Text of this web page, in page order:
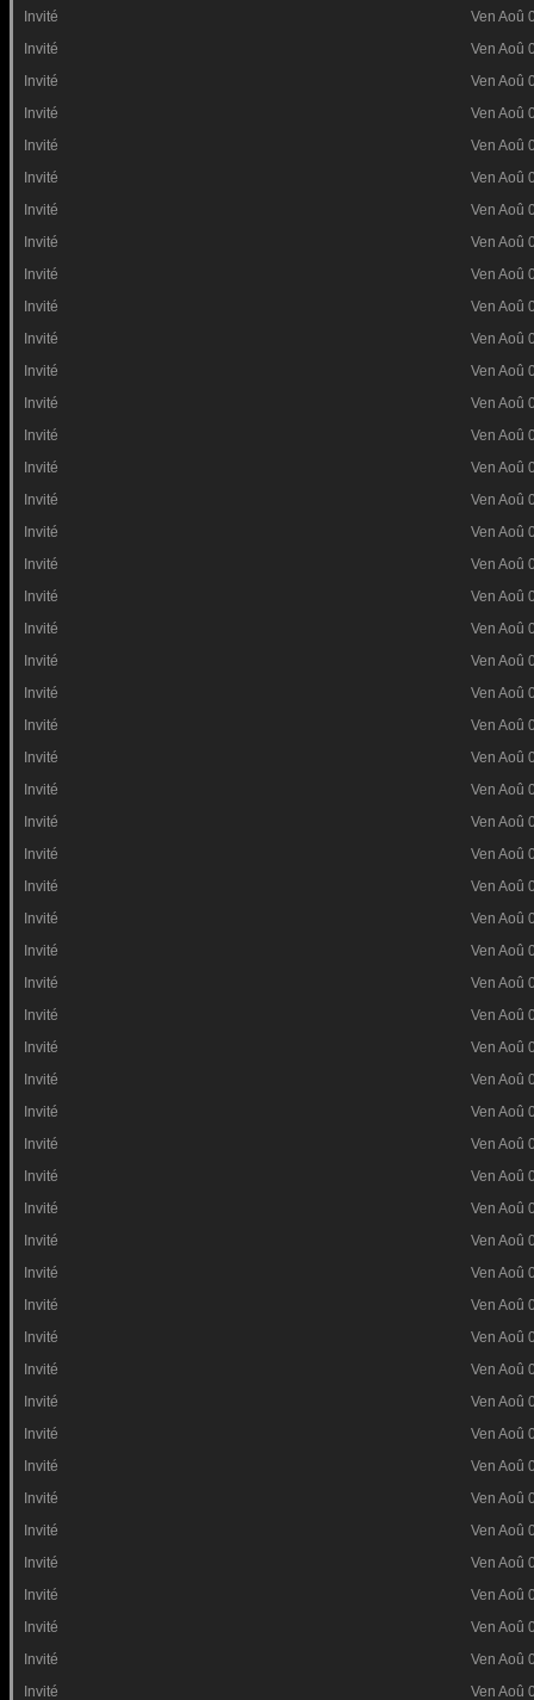
Invité
Ven Aoû
Invité
Ven Aoû
Invité
Ven Aoû
Invité
Ven Aoû
Invité
Ven Aoû
Invité
Ven Aoû
Invité
Ven Aoû
Invité
Ven Aoû
Invité
Ven Aoû
Invité
Ven Aoû
Invité
Ven Aoû
Invité
Ven Aoû
Invité
Ven Aoû
Invité
Ven Aoû
Invité
Ven Aoû
Invité
Ven Aoû
Invité
Ven Aoû
Invité
Ven Aoû
Invité
Ven Aoû
Invité
Ven Aoû
Invité
Ven Aoû
Invité
Ven Aoû
Invité
Ven Aoû
Invité
Ven Aoû
Invité
Ven Aoû
Invité
Ven Aoû
Invité
Ven Aoû
Invité
Ven Aoû
Invité
Ven Aoû
Invité
Ven Aoû
Invité
Ven Aoû
Invité
Ven Aoû
Invité
Ven Aoû
Invité
Ven Aoû
Invité
Ven Aoû
Invité
Ven Aoû
Invité
Ven Aoû
Invité
Ven Aoû
Invité
Ven Aoû
Invité
Ven Aoû
Invité
Ven Aoû
Invité
Ven Aoû
Invité
Ven Aoû
Invité
Ven Aoû
Invité
Ven Aoû
Invité
Ven Aoû
Invité
Ven Aoû
Invité
Ven Aoû
Invité
Ven Aoû
Invité
Ven Aoû
Invité
Ven Aoû
Invité
Ven Aoû
Invité
Ven Aoû